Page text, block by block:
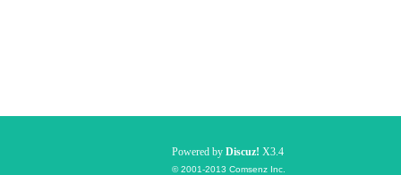
Powered by Discuz! X3.4
© 2001-2013 Comsenz Inc.